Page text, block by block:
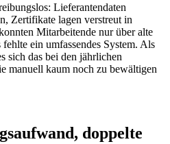
Lieferantendaten
Zertifikate lagen verstreut in
Mitarbeitende nur über alte
ein umfassendes System. Als
sich das bei den jährlichen
manuell kaum noch zu bewältigen
doppelte